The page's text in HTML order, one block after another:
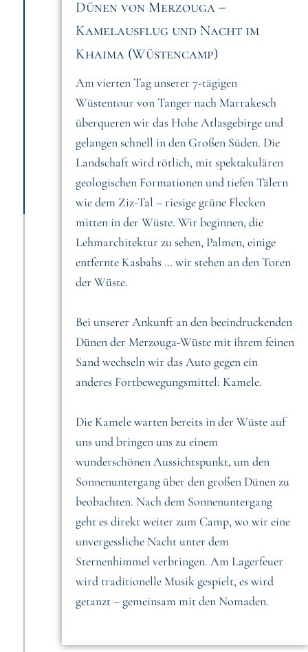
Dünen von Merzouga –
Kamelausflug und Nacht im
Khaima (Wüstencamp)
Am vierten Tag unserer 7-tägigen
Wüstentour von Tanger nach Marrakesch
überqueren wir das Hohe Atlasgebirge und
gelangen schnell in den Großen Süden. Die
Landschaft wird rötlich, mit spektakulären
geologischen Formationen und tiefen Tälern
wie dem Ziz-Tal – riesige grüne Flecken
mitten in der Wüste. Wir beginnen, die
Lehmarchitektur zu sehen, Palmen, einige
entfernte Kasbahs … wir stehen an den Toren
der Wüste.
Bei unserer Ankunft an den beeindruckenden
Dünen der Merzouga-Wüste mit ihrem feinen
Sand wechseln wir das Auto gegen ein
anderes Fortbewegungsmittel: Kamele.
Die Kamele warten bereits in der Wüste auf
uns und bringen uns zu einem
wunderschönen Aussichtspunkt, um den
Sonnenuntergang über den großen Dünen zu
beobachten. Nach dem Sonnenuntergang
geht es direkt weiter zum Camp, wo wir eine
unvergessliche Nacht unter dem
Sternenhimmel verbringen. Am Lagerfeuer
wird traditionelle Musik gespielt, es wird
getanzt – gemeinsam mit den Nomaden.